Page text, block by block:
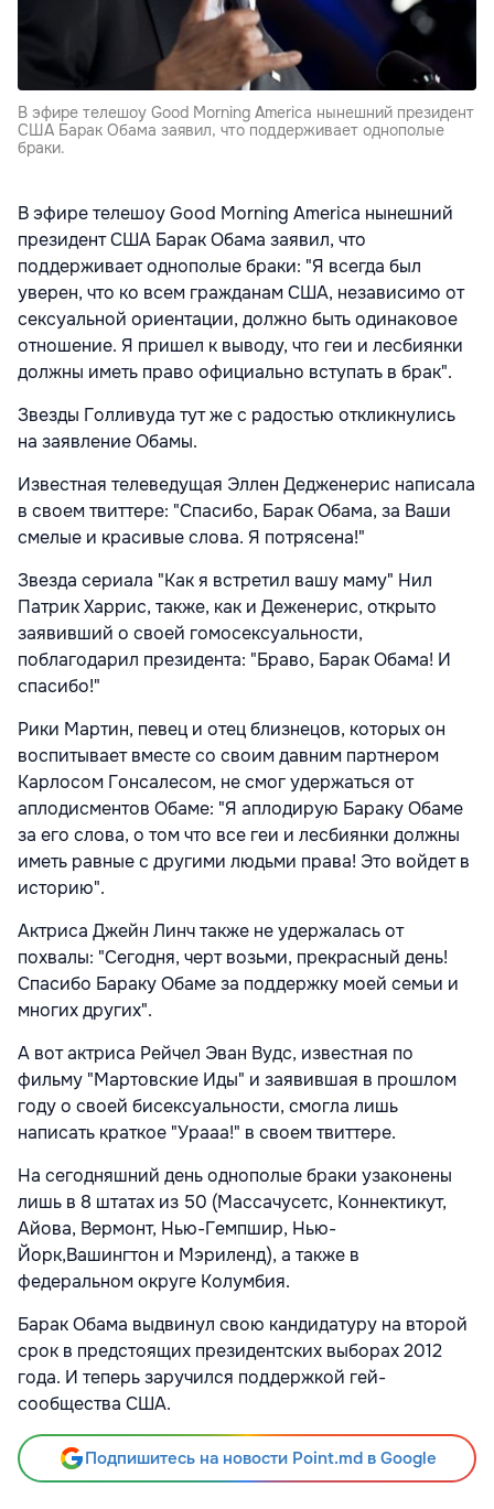
В эфире телешоу Good Morning America нынешний президент
США Барак Обама заявил, что поддерживает однополые
браки.
В эфире телешоу Good Morning America нынешний
президент США Барак Обама заявил, что
поддерживает однополые браки: "Я всегда был
уверен, что ко всем гражданам США, независимо от
сексуальной ориентации, должно быть одинаковое
отношение. Я пришел к выводу, что геи и лесбиянки
должны иметь право официально вступать в брак".
Звезды Голливуда тут же с радостью откликнулись
на заявление Обамы.
Известная телеведущая Эллен Дедженерис написала
в своем твиттере: "Спасибо, Барак Обама, за Ваши
смелые и красивые слова. Я потрясена!"
Звезда сериала "Как я встретил вашу маму" Нил
Патрик Харрис, также, как и Деженерис, открыто
заявивший о своей гомосексуальности,
поблагодарил президента: "Браво, Барак Обама! И
спасибо!"
Рики Мартин, певец и отец близнецов, которых он
воспитывает вместе со своим давним партнером
Карлосом Гонсалесом, не смог удержаться от
аплодисментов Обаме: "Я аплодирую Бараку Обаме
за его слова, о том что все геи и лесбиянки должны
иметь равные с другими людьми права! Это войдет в
историю".
Актриса Джейн Линч также не удержалась от
похвалы: "Сегодня, черт возьми, прекрасный день!
Спасибо Бараку Обаме за поддержку моей семьи и
многих других".
А вот актриса Рейчел Эван Вудс, известная по
фильму "Мартовские Иды" и заявившая в прошлом
году о своей бисексуальности, смогла лишь
написать краткое "Урааа!" в своем твиттере.
На сегодняшний день однополые браки узаконены
лишь в 8 штатах из 50 (Массачусетс, Коннектикут,
Айова, Вермонт, Нью-Гемпшир, Нью-
Йорк,Вашингтон и Мэриленд), а также в
федеральном округе Колумбия.
Барак Обама выдвинул свою кандидатуру на второй
срок в предстоящих президентских выборах 2012
года. И теперь заручился поддержкой гей-
сообщества США.
Подпишитесь на новости Point.md в Google